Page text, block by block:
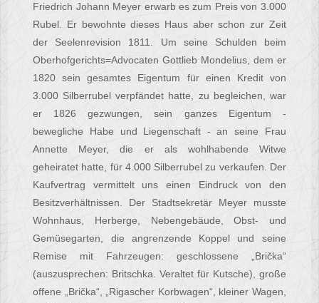
Friedrich Johann Meyer erwarb es zum Preis von 3.000
Rubel. Er bewohnte dieses Haus aber schon zur Zeit
der Seelenrevision 1811. Um seine Schulden beim
Oberhofgerichts=Advocaten Gottlieb Mondelius, dem er
1820 sein gesamtes Eigentum für einen Kredit von
3.000 Silberrubel verpfändet hatte, zu begleichen, war
er 1826 gezwungen, sein ganzes Eigentum -
bewegliche Habe und Liegenschaft - an seine Frau
Annette Meyer, die er als wohlhabende Witwe
geheiratet hatte, für 4.000 Silberrubel zu verkaufen. Der
Kaufvertrag vermittelt uns einen Eindruck von den
Besitzverhältnissen. Der Stadtsekretär Meyer musste
Wohnhaus, Herberge, Nebengebäude, Obst- und
Gemüsegarten, die angrenzende Koppel und seine
Remise mit Fahrzeugen: geschlossene „Brička“
(auszusprechen: Britschka. Veraltet für Kutsche), große
offene „Brička“, „Rigascher Korbwagen“, kleiner Wagen,